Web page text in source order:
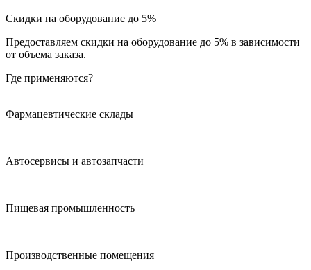
Скидки на оборудование до 5%
Предоставляем скидки на оборудование до 5% в зависимости
от объема заказа.
Где применяются?
Фармацевтические склады
Автосервисы и автозапчасти
Пищевая промышленность
Производственные помещения